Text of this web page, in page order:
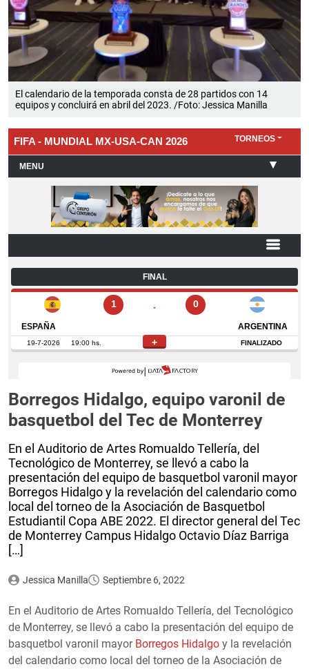
El calendario de la temporada consta de 28 partidos con 14
equipos y concluirá en abril del 2023. /Foto: Jessica Manilla
Borregos Hidalgo, equipo varonil de
basquetbol del Tec de Monterrey
En el Auditorio de Artes Romualdo Tellería, del
Tecnológico de Monterrey, se llevó a cabo la
presentación del equipo de basquetbol varonil mayor
Borregos Hidalgo y la revelación del calendario como
local del torneo de la Asociación de Basquetbol
Estudiantil Copa ABE 2022. El director general del Tec
de Monterrey Campus Hidalgo Octavio Díaz Barriga
[…]
Jessica Manilla Septiembre 6, 2022
En el Auditorio de Artes Romualdo Tellería, del Tecnológico
de Monterrey, se llevó a cabo la presentación del equipo de
basquetbol varonil mayor Borregos Hidalgo y la revelación
del calendario como local del torneo de la Asociación de